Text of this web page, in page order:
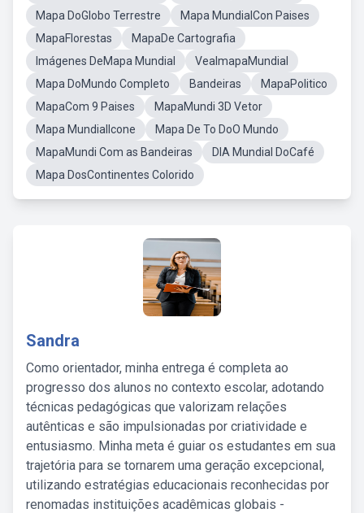
Mapa DoGlobo Terrestre
Mapa MundialCon Paises
MapaFlorestas
MapaDe Cartografia
Imágenes DeMapa Mundial
VealmapaMundial
Mapa DoMundo Completo
Bandeiras
MapaPolitico
MapaCom 9 Paises
MapaMundi 3D Vetor
Mapa MundialIcone
Mapa De To DoO Mundo
MapaMundi Com as Bandeiras
DIA Mundial DoCafé
Mapa DosContinentes Colorido
Sandra
Como orientador, minha entrega é completa ao
progresso dos alunos no contexto escolar, adotando
técnicas pedagógicas que valorizam relações
autênticas e são impulsionadas por criatividade e
entusiasmo. Minha meta é guiar os estudantes em sua
trajetória para se tornarem uma geração excepcional,
utilizando estratégias educacionais reconhecidas por
renomadas instituições acadêmicas globais -